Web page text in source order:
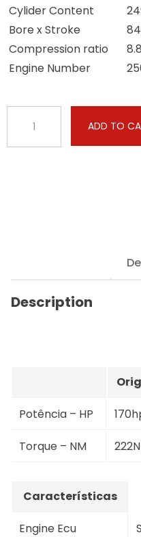
Cylider Content
Bore x Stroke
Compression ratio
Engine Number
ADD TO
Description
Potência – HP
Torque – NM
Características
Engine Ecu